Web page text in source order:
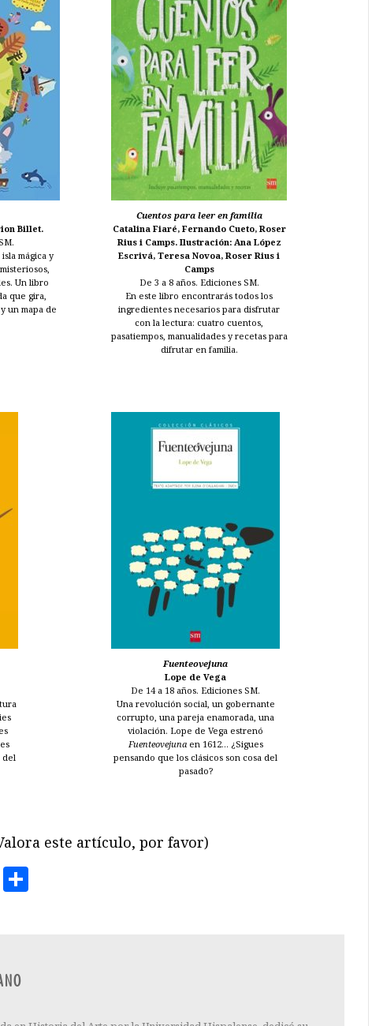
Billet.
mágica y
Un libro
que gira,
un mapa de
Cuentos para leer en familia
Catalina Fiaré, Fernando Cueto, Roser
Rius i Camps. Ilustración: Ana López
Escrivá, Teresa Novoa, Roser Rius i
Camps
De 3 a 8 años. Ediciones SM.
En este libro encontrarás todos los
ingredientes necesarios para disfrutar
con la lectura: cuatro cuentos,
pasatiempos, manualidades y recetas para
difrutar en familia.
del
Fuenteovejuna
Lope de Vega
De 14 a 18 años. Ediciones SM.
Una revolución social, un gobernante
corrupto, una pareja enamorada, una
violación. Lope de Vega estrenó
Fuenteovejunaen 1612... ¿Sigues
pensando que los clásicos son cosa del
pasado?
este artículo, por favor)
Email